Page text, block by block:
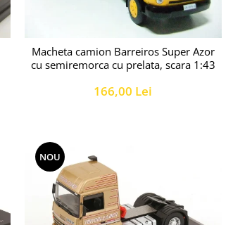
Macheta camion Barreiros Super Azor
cu semiremorca cu prelata, scara 1:43
166,00 Lei
NOU